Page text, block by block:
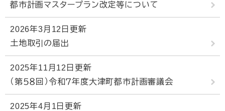
都市計画マスタープラン改定等について
2026年3月12日更新
土地取引の届出
2025年11月12日更新
（第５８回）令和７年度大津町都市計画審議会
2025年4月1日更新